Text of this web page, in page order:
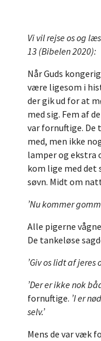
Vi vil rejse os og
13 (Bibelen 2020):
Når Guds
være ligesom i
der gik ud for at
med sig. Fem af
var fornuftige. De
med, men ikke
lamper og ekstra
kom lige med
søvn. Midt om
’Nu kommer
Alle pigerne
De tankeløse
’Giv os lidt af
’Der er ikke nok
fornuftige. ’I er
selv.’
Mens de var væk